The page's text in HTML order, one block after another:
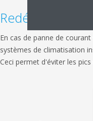
Redémarrage
En cas de panne de
systèmes de climatisation
Ceci permet d'éviter les